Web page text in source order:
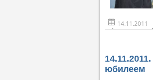
14.11.2011
юбилеем